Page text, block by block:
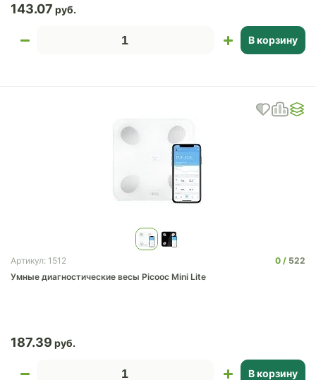
143.07
В корзину
Артикул: 1512 0
522
Умные диагностические весы Picooc Mini Lite
187.39
В корзину